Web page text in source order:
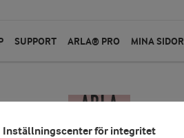
SUPPORT ARLA® PRO MINA SIDOR
Inställningscenter för integritet